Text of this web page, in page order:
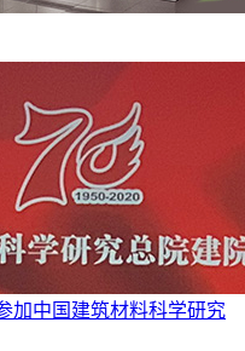
加中国建筑材料科学研究